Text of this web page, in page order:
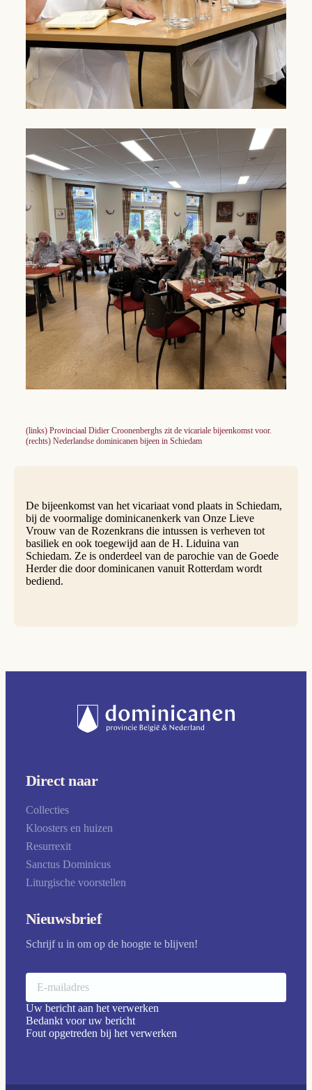
(links) Provinciaal Didier Croonenberghs zit de vicariale bijeenkomst voor.
(rechts) Nederlandse dominicanen bijeen in Schiedam
De bijeenkomst van het vicariaat vond plaats in Schiedam,
bij de voormalige dominicanenkerk van Onze Lieve
Vrouw van de Rozenkrans die intussen is verheven tot
basiliek en ook toegewijd aan de H. Liduina van
Schiedam. Ze is onderdeel van de parochie van de Goede
Herder die door dominicanen vanuit Rotterdam wordt
bediend.
Direct naar
Collecties
Kloosters en huizen
Resurrexit
Sanctus Dominicus
Liturgische voorstellen
Nieuwsbrief
Schrijf u in om op de hoogte te blijven!
Uw bericht aan het verwerken
Bedankt voor uw bericht
Fout opgetreden bij het verwerken